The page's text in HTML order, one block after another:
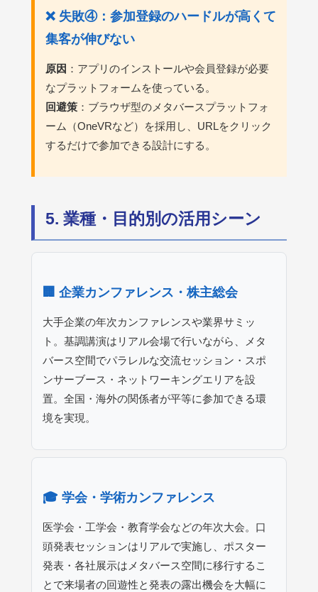
❌ 失敗④：参加登録のハードルが高くて
集客が伸びない
原因 ：アプリのインストールや会員登録が必要
なプラットフォームを使っている。
回避策 ：ブラウザ型のメタバースプラットフォ
ーム（OneVRなど）を採用し、URLをクリック
するだけで参加できる設計にする。
5. 業種・目的別の活用シーン
🏢 企業カンファレンス・株主総会
大手企業の年次カンファレンスや業界サミッ
ト。基調講演はリアル会場で行いながら、メタ
バース空間でパラレルな交流セッション・スポ
ンサーブース・ネットワーキングエリアを設
置。全国・海外の関係者が平等に参加できる環
境を実現。
🎓 学会・学術カンファレンス
医学会・工学会・教育学会などの年次大会。口
頭発表セッションはリアルで実施し、ポスター
発表・各社展示はメタバース空間に移行するこ
とで来場者の回遊性と発表の露出機会を大幅に